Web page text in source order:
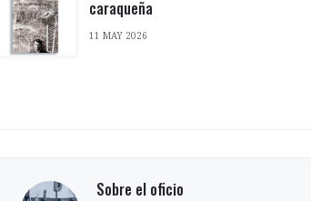
caraqueña
11 MAY 2026
‎ Sobre el oficio